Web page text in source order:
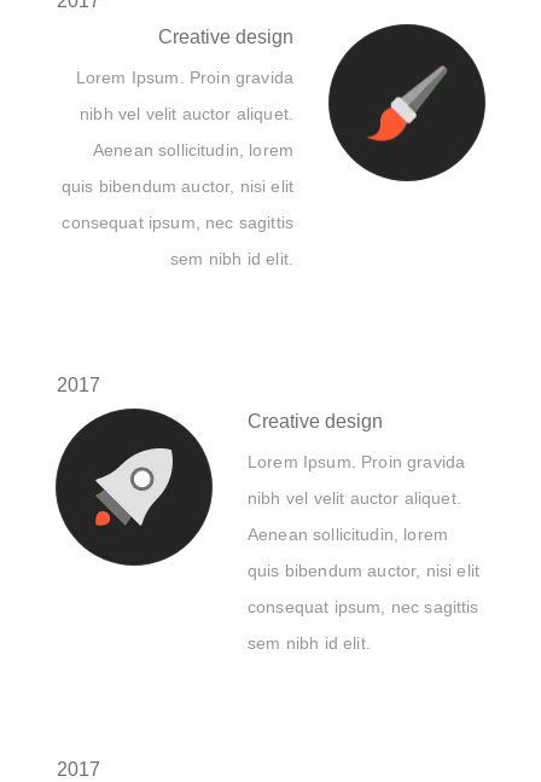
Creative design
Lorem Ipsum. Proin gravida
nibh vel velit auctor aliquet.
Aenean sollicitudin, lorem
quis bibendum auctor, nisi elit
consequat ipsum, nec sagittis
sem nibh id elit.
Creative design
Lorem Ipsum. Proin gravida
nibh vel velit auctor aliquet.
Aenean sollicitudin, lorem
quis bibendum auctor, nisi elit
consequat ipsum, nec sagittis
sem nibh id elit.
2017
2017